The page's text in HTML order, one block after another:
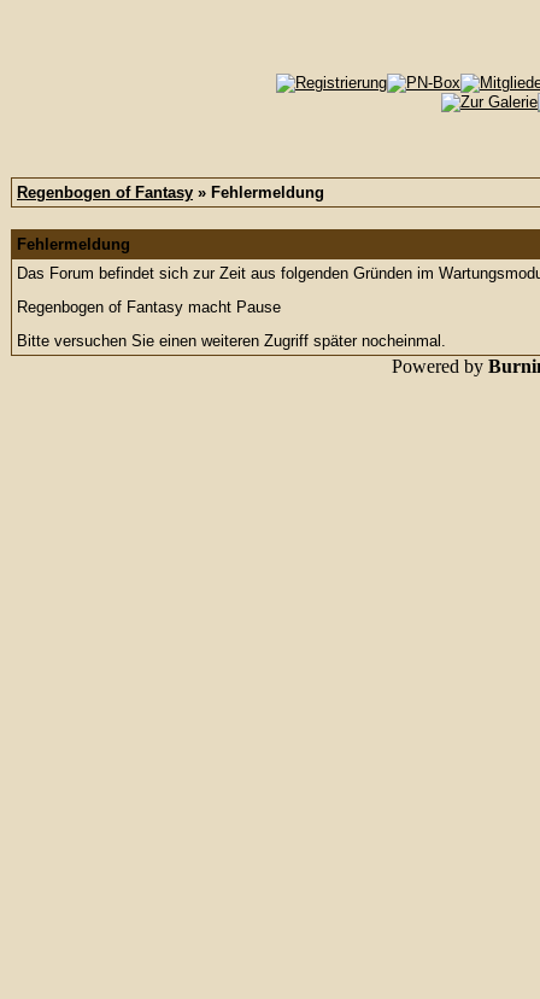
Regenbogen of Fantasy » Fehlermeldung
Fehlermeldung
Das Forum befindet sich zur Zeit aus folgenden Gründen im
Regenbogen of Fantasy macht Pause
Bitte versuchen Sie einen weiteren Zugriff später nocheinmal.
Powered by